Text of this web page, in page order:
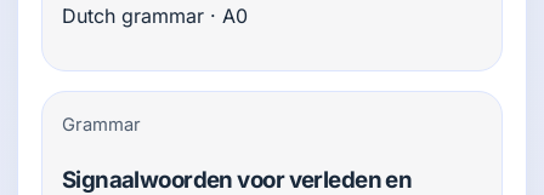
Dutch grammar · A0
Grammar
Signaalwoorden voor verleden en